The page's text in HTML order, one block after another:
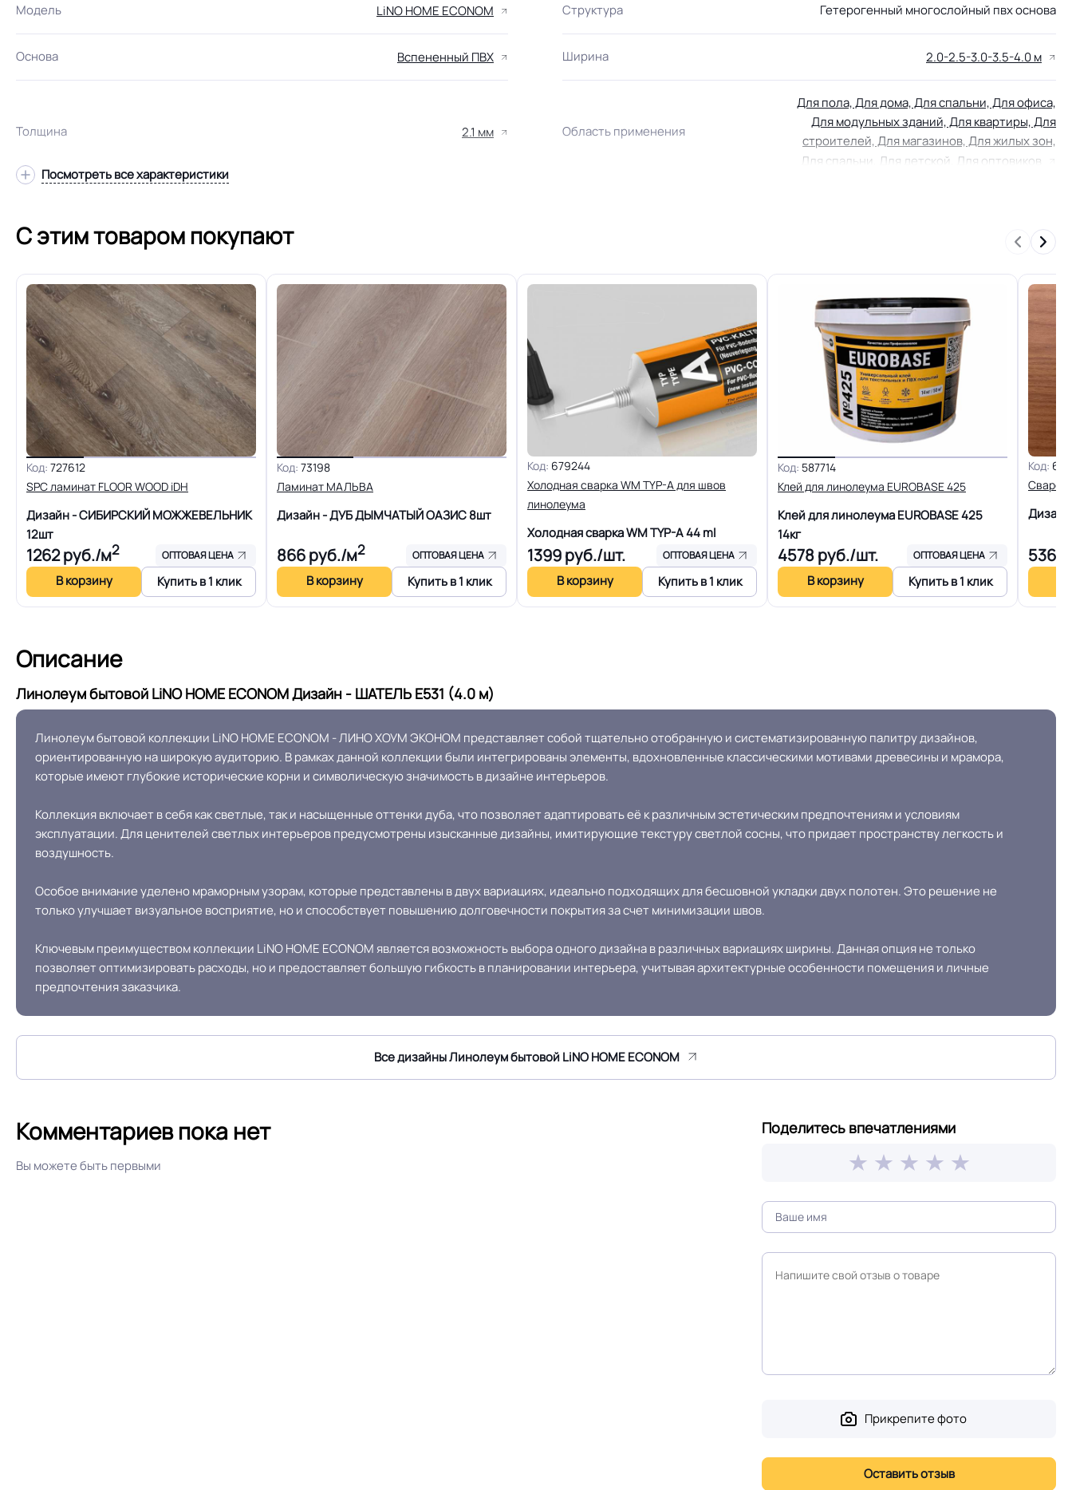
Модель LiNO HOME ECONOM Структура Гетерогенный многослойный пвх основа
Основа Вспененный ПВХ Ширина 2.0-2.5-3.0-3.5-4.0 м
Толщина 2.1 мм Область применения
Для пола, Для дома, Для спальни, Для офиса,
Для модульных зданий, Для квартиры, Для
строителей, Для магазинов, Для жилых зон,
Для спальни, Для детской, Для оптовиков
Класс 21/22 кл. Устойчивость к химии Нормальная
Особенности коллекции Тиснение с легким эффектом древесных пор 0.15 мм (150) мкм
Допуск изменения рабочего слоя Доп. защита рабочего слоя PU
Коэффициент противоскольжения R9 Вес 1 м.кв. 1.4 кг
Срок службы 10 лет Длина рулон. 30 м
Форма поставки и мин. партии
Полы с подогревом (max +27C) Разрешено Система стыковки швов Холодная сварка
Система примыкания к стенам Плинтус ПВХ Способ укладки
На клей для линолеума марок: EUROBASE 425 /
EUROPROF 522 контакт / EUROPROF 521
Истираемость, не более г/кв.м.
Безопасность материала ГОСТ, ТУ,
Сертифицирован на территории РФ и СНГ Остаточная деформация
Соответствует ГОСТ, ТУ, ISO
ГОСТ30244, ГОСТ30402 , ГОСТP51032,
ГОСТ12.1.044/п.4.18/, ГОСТ12.1.044/п.4.20/км5
Условия хранения Крытое, сухое помещение.
Посмотреть все характеристики
С этим товаром покупают
Код: 727612
SPC ламинат FLOOR WOOD iDH
Дизайн - СИБИРСКИЙ МОЖЖЕВЕЛЬНИК
12шт
1262руб./м2 ОПТОВАЯ ЦЕНА
В корзину Купить в 1 клик
Код: 73198
Ламинат МАЛЬВА
Дизайн - ДУБ ДЫМЧАТЫЙ ОАЗИС8шт
866руб./м2 ОПТОВАЯ ЦЕНА
В корзину Купить в 1 клик
Код: 679244
Холодная сварка WM TYP-A для швов
линолеума
Холодная сварка WM TYP-A44 ml
1399руб./шт. ОПТОВАЯ ЦЕНА
В корзину Купить в 1 клик
Код: 587714
Клей для линолеума EUROBASE 425
Клей для линолеума EUROBASE 425
14кг
4578руб./шт. ОПТОВАЯ ЦЕНА
В корзину Купить в 1 клик
Код:
5369
Описание
Линолеум бытовой LiNO HOME ECONOM Дизайн - ШАТЕЛЬ Е531 (4.0 м)
Линолеум бытовой коллекции LiNO HOME ECONOM - ЛИНО ХОУМ ЭКОНОМ представляет собой тщательно отобранную и систематизированную палитру дизайнов,
ориентированную на широкую аудиторию. В рамках данной коллекции были интегрированы элементы, вдохновленные классическими мотивами древесины и мрамора,
которые имеют глубокие исторические корни и символическую значимость в дизайне интерьеров.
Коллекция включает в себя как светлые, так и насыщенные оттенки дуба, что позволяет адаптировать её к различным эстетическим предпочтениям и условиям
эксплуатации. Для ценителей светлых интерьеров предусмотрены изысканные дизайны, имитирующие текстуру светлой сосны, что придает пространству легкость и
воздушность.
Особое внимание уделено мраморным узорам, которые представлены в двух вариациях, идеально подходящих для бесшовной укладки двух полотен. Это решение не
только улучшает визуальное восприятие, но и способствует повышению долговечности покрытия за счет минимизации швов.
Ключевым преимуществом коллекции LiNO HOME ECONOM является возможность выбора одного дизайна в различных вариациях ширины. Данная опция не только
позволяет оптимизировать расходы, но и предоставляет большую гибкость в планировании интерьера, учитывая архитектурные особенности помещения и личные
предпочтения заказчика.
Все дизайны Линолеум бытовой LiNO HOME ECONOM
Комментариев пока нет
Вы можете быть первыми
Поделитесь впечатлениями
Прикрепите фото